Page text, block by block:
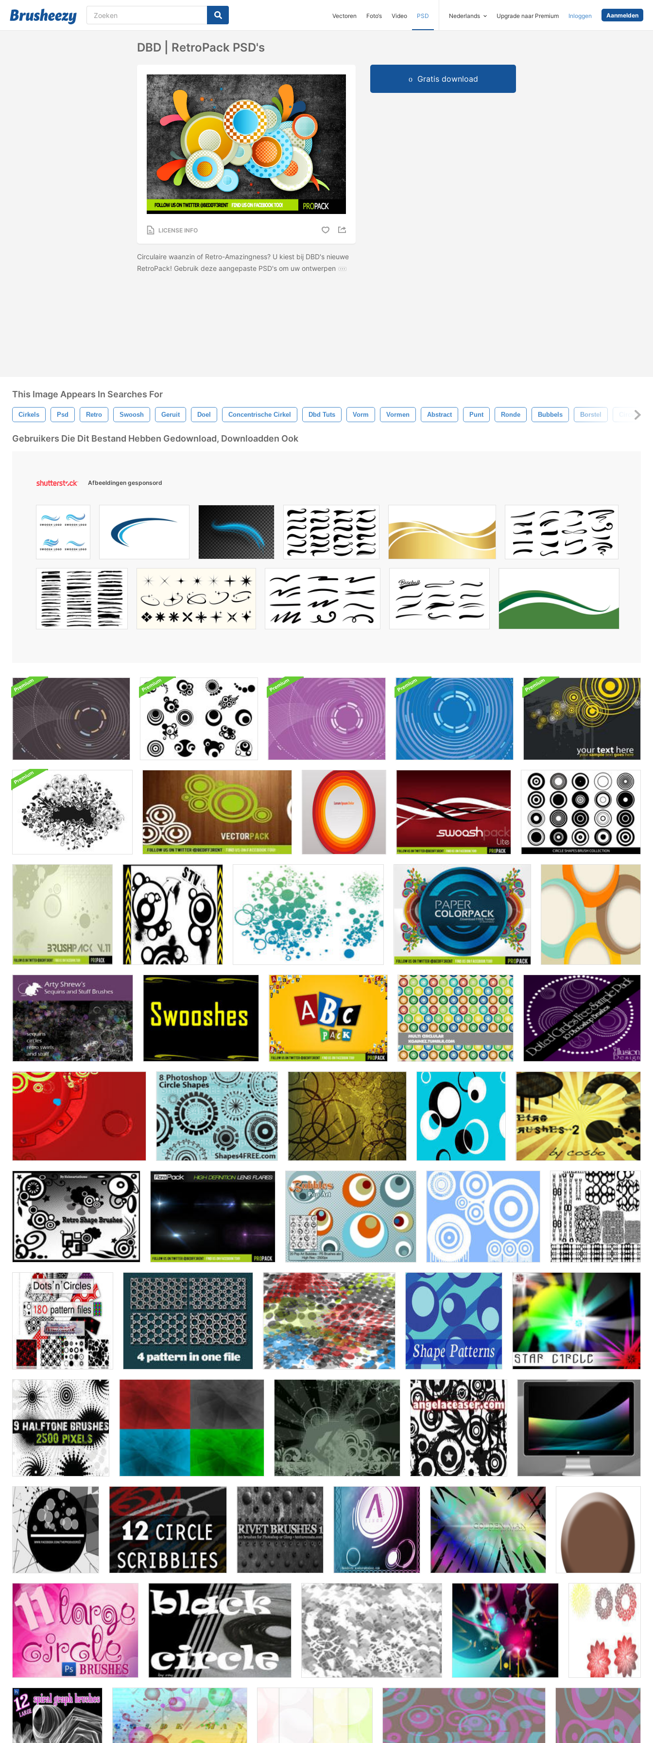
Vectoren Foto‘s Video PSD Nederlands Upgrade naar Premium Inloggen Aanmelden
DBD | RetroPack PSD's
LICENSE INFO
Circulaire waanzin of Retro-Amazingness? U kiest bij DBD's nieuwe
RetroPack! Gebruik deze aangepaste PSD's om uw ontwerpen
Gratis download
This Image Appears In Searches For
Cirkels Psd Retro Swoosh Geruit Doel Concentrische Cirkel Dbd Tuts Vorm Vormen Abstract Punt Ronde Bubbels Borstel Circulaire
Gebruikers Die Dit Bestand Hebben Gedownload, Downloadden Ook
Afbeeldingen gesponsord